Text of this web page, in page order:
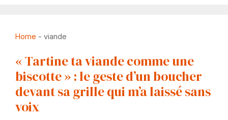
Home - viande
« Tartine ta viande comme une
biscotte » : le geste d’un boucher
devant sa grille qui m’a laissé sans
voix